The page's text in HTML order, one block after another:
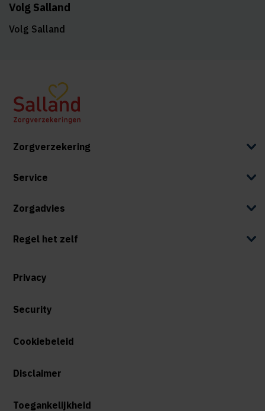
Volg Salland
Volg Salland
Zorgverzekering
Service
Zorgadvies
Regel het zelf
Privacy
Security
Cookiebeleid
Disclaimer
Toegankelijkheid